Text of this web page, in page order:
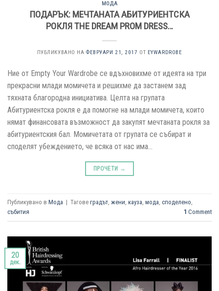
МОДА
ПОДАРЪК: МЕЧТАНАТА АБИТУРИЕНТСКА
РОКЛЯ THE DREAM PROM DRESS…
ПУБЛИКУВАНО НА ФЕВРУАРИ 21, 2017 ОТ EYWARDROBE
Ние от Empty Your Wardrobe се вдъхновихме от идеята на три
прекрасни млади момичета и решихме да застанем зад
тяхната благородна инициатива. Целта на групата
Абитуриентска рокля е да помогне на млади момичета, които
нямат финансовата възможност да закупят мечтаната рокля за
абитуриентския бал. Момичетата от групата се събират и
споделят убеждението, че всяка от нас има…
ПРОЧЕТИ →
Публикувано в Мода | Тагове градът жени кауза мода споделено
събития
1 Comment
20
дек.